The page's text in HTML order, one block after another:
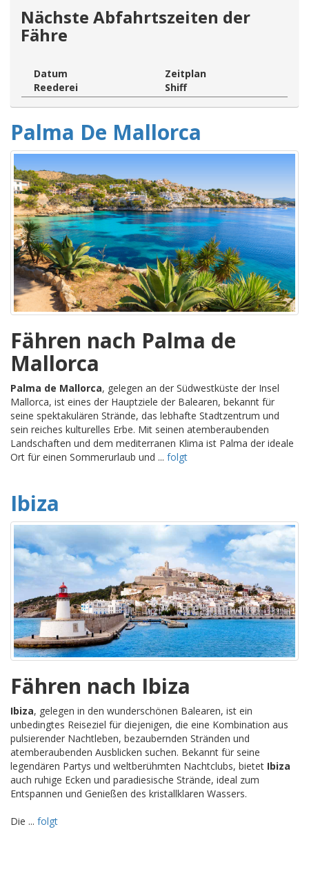
Nächste Abfahrtszeiten der
Fähre
Datum
Zeitplan
Reederei
Shiff
Palma De Mallorca
Fähren nach Palma de
Mallorca
Palma de Mallorca, gelegen an der Südwestküste der Insel
Mallorca, ist eines der Hauptziele der Balearen, bekannt für
seine spektakulären Strände, das lebhafte Stadtzentrum und
sein reiches kulturelles Erbe. Mit seinen atemberaubenden
Landschaften und dem mediterranen Klima ist Palma der ideale
Ort für einen Sommerurlaub und ... folgt
Ibiza
Fähren nach Ibiza
Ibiza, gelegen in den wunderschönen Balearen, ist ein
unbedingtes Reiseziel für diejenigen, die eine Kombination aus
pulsierender Nachtleben, bezaubernden Stränden und
atemberaubenden Ausblicken suchen. Bekannt für seine
legendären Partys und weltberühmten Nachtclubs, bietet Ibiza
auch ruhige Ecken und paradiesische Strände, ideal zum
Entspannen und Genießen des kristallklaren Wassers.
Die ... folgt